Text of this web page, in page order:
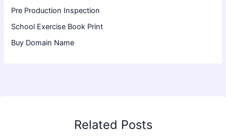
Pre Production Inspection
School Exercise Book Print
Buy Domain Name
Related Posts